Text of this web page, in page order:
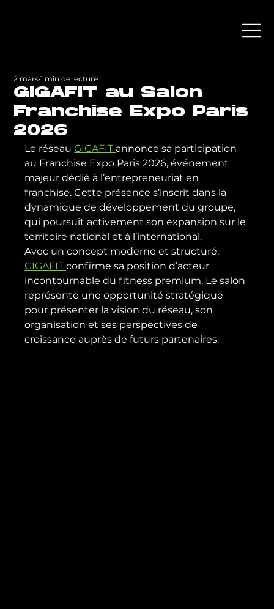
GIGAFIT au Salon
Franchise Expo Paris
2026
2 mars 1 min de lecture
Le réseau GIGAFIT annonce sa participation
au Franchise Expo Paris 2026, événement
majeur dédié à l’entrepreneuriat en
franchise. Cette présence s’inscrit dans la
dynamique de développement du groupe,
qui poursuit activement son expansion sur le
territoire national et à l’international.
Avec un concept moderne et structuré,
GIGAFIT confirme sa position d’acteur
incontournable du fitness premium. Le salon
représente une opportunité stratégique
pour présenter la vision du réseau, son
organisation et ses perspectives de
croissance auprès de futurs partenaires.